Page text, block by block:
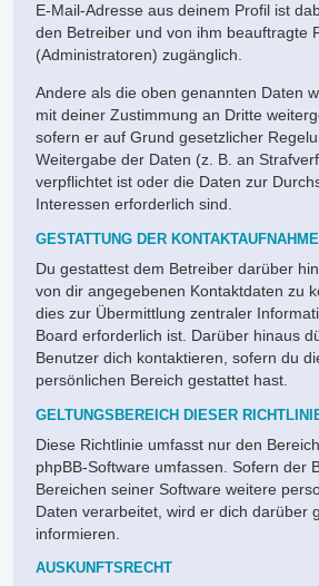
E-Mail-Adresse aus deinem Profil ist
den Betreiber und von ihm beauftragte
(Administratoren) zugänglich.
Andere als die oben genannten Daten
mit deiner Zustimmung an Dritte
sofern er auf Grund gesetzlicher
Weitergabe der Daten (z. B. an
verpflichtet ist oder die Daten zur
Interessen erforderlich sind.
GESTATTUNG DER KONTAKTAUFNAHME
Du gestattest dem Betreiber darüber
von dir angegebenen Kontaktdaten zu
dies zur Übermittlung zentraler
Board erforderlich ist. Darüber hinaus
Benutzer dich kontaktieren, sofern du
persönlichen Bereich gestattet hast.
GELTUNGSBEREICH DIESER
Diese Richtlinie umfasst nur den
phpBB-Software umfassen. Sofern der
Bereichen seiner Software weitere
Daten verarbeitet, wird er dich darüber
informieren.
AUSKUNFTSRECHT